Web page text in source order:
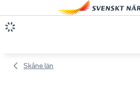
Skåne län